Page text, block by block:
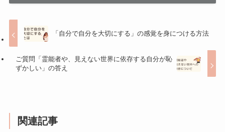
「自分で自分を大切にする」の感覚を身につける方法
ご質問「霊能者や、見えない世界に依存する自分が恥
ずかしい」の答え
関連記事